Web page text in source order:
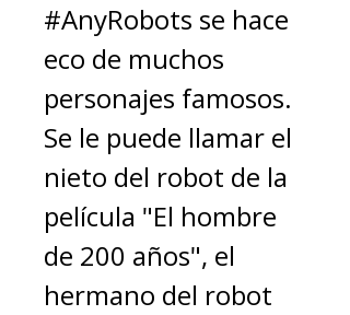
#AnyRobots se hace
eco de muchos
personajes famosos.
Se le puede llamar el
nieto del robot de la
película "El hombre
de 200 años", el
hermano del robot